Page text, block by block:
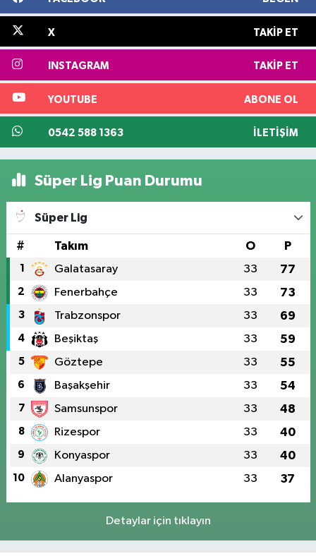
X TAKIP ET
INSTAGRAM TAKIP ET
YOUTUBE ABONE OL
0542 588 1363 İLETIŞIM
Süper Lig Puan Durumu
Süper Lig
# Takım O P
1 Galatasaray 33 77
2 Fenerbahçe 33 73
3 Trabzonspor 33 69
4 Beşiktaş 33 59
5 Göztepe 33 55
6 Başakşehir 33 54
7 Samsunspor 33 48
8 Rizespor 33 40
9 Konyaspor 33 40
10 Alanyaspor 33 37
Detaylar için tıklayın